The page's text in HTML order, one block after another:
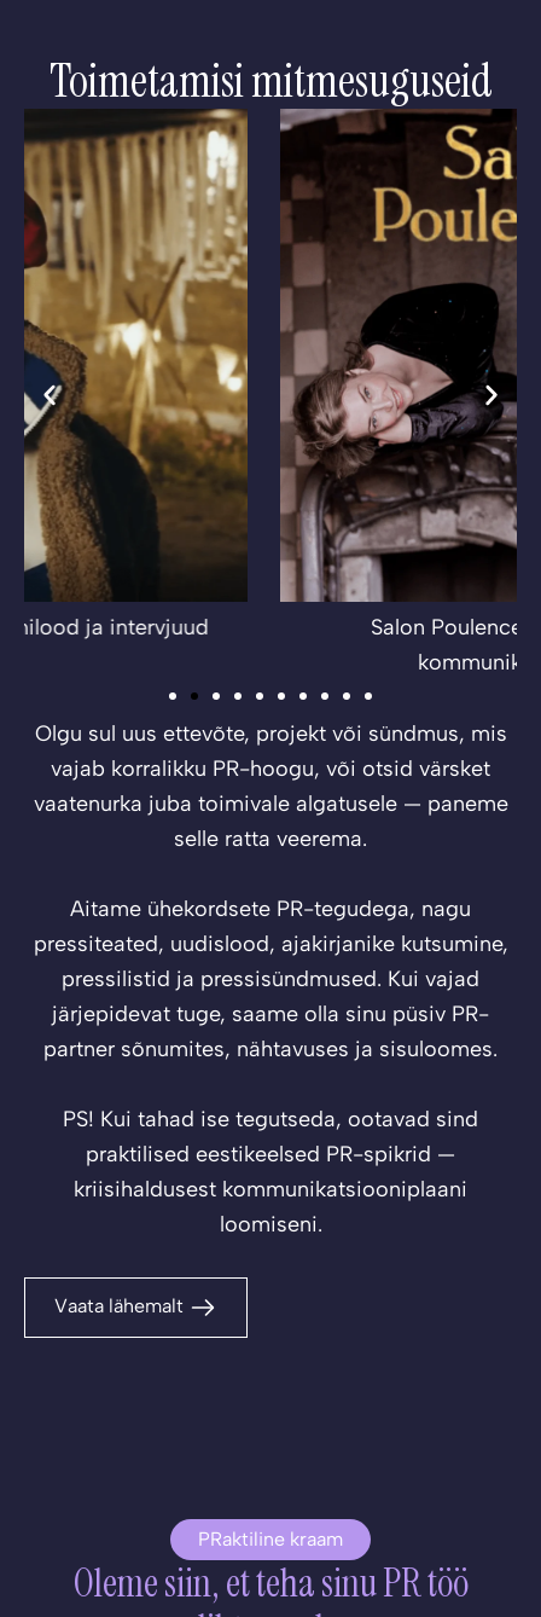
Toimetamisi mitmesuguseid
Salon Poulencette integreeritud
Olgu sul uus ettevõte, projekt või sündmus, mis
vajab korralikku PR-hoogu, või otsid värsket
vaatenurka juba toimivale algatusele — paneme
selle ratta veerema.
Aitame ühekordsete PR-tegudega, nagu
pressiteated, uudislood, ajakirjanike kutsumine,
pressilistid ja pressisündmused. Kui vajad
järjepidevat tuge, saame olla sinu püsiv PR-
partner sõnumites, nähtavuses ja sisuloomes.
PS! Kui tahad ise tegutseda, ootavad sind
praktilised eestikeelsed PR-spikrid —
kriisihaldusest kommunikatsiooniplaani
loomiseni.
Vaata lähemalt
PRaktiline kraam
Oleme siin, et teha sinu PR töö